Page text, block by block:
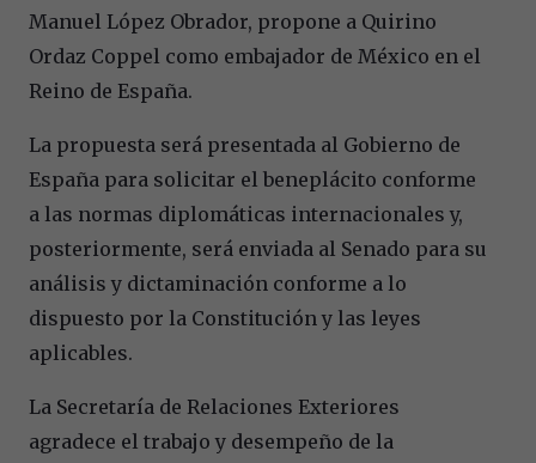
Manuel López Obrador, propone a Quirino
Ordaz Coppel como embajador de México en el
Reino de España.
La propuesta será presentada al Gobierno de
España para solicitar el beneplácito conforme
a las normas diplomáticas internacionales y,
posteriormente, será enviada al Senado para su
análisis y dictaminación conforme a lo
dispuesto por la Constitución y las leyes
aplicables.
La Secretaría de Relaciones Exteriores
agradece el trabajo y desempeño de la